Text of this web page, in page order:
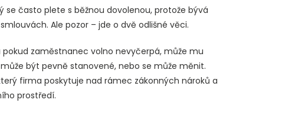
se často plete s běžnou dovolenou, protože bývá
Ale pozor – jde o dvě odlišné věci.
zaměstnanec volno nevyčerpá, může mu
být pevně stanovené, nebo se může měnit.
firma poskytuje nad rámec zákonných nároků a
prostředí.